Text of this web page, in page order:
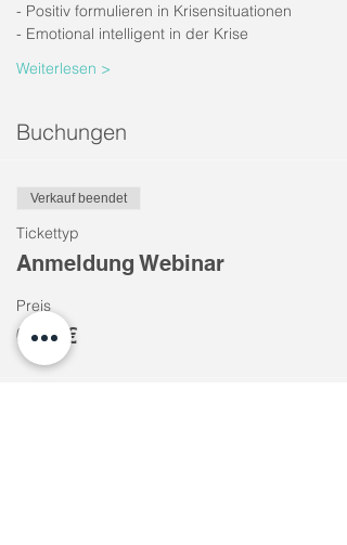
- Positiv formulieren in Krisensituationen
- Emotional intelligent in der Krise
Weiterlesen >
Buchungen
Verkauf beendet
Tickettyp
Anmeldung Webinar
Preis
0,00 €